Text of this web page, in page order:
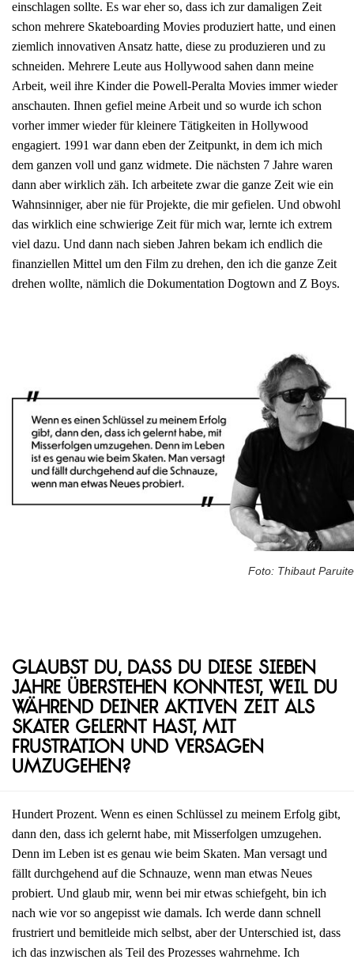
einschlagen sollte. Es war eher so, dass ich zur damaligen Zeit
schon mehrere Skateboarding Movies produziert hatte, und einen
ziemlich innovativen Ansatz hatte, diese zu produzieren und zu
schneiden. Mehrere Leute aus Hollywood sahen dann meine
Arbeit, weil ihre Kinder die Powell-Peralta Movies immer wieder
anschauten. Ihnen gefiel meine Arbeit und so wurde ich schon
vorher immer wieder für kleinere Tätigkeiten in Hollywood
engagiert. 1991 war dann eben der Zeitpunkt, in dem ich mich
dem ganzen voll und ganz widmete. Die nächsten 7 Jahre waren
dann aber wirklich zäh. Ich arbeitete zwar die ganze Zeit wie ein
Wahnsinniger, aber nie für Projekte, die mir gefielen. Und obwohl
das wirklich eine schwierige Zeit für mich war, lernte ich extrem
viel dazu. Und dann nach sieben Jahren bekam ich endlich die
finanziellen Mittel um den Film zu drehen, den ich die ganze Zeit
drehen wollte, nämlich die Dokumentation Dogtown and Z Boys.
Foto: Thibaut Paruite
Glaubst du, dass du diese sieben
Jahre überstehen konntest, weil du
während deiner aktiven Zeit als
Skater gelernt hast, mit
Frustration und Versagen
umzugehen?
Hundert Prozent. Wenn es einen Schlüssel zu meinem Erfolg gibt,
dann den, dass ich gelernt habe, mit Misserfolgen umzugehen.
Denn im Leben ist es genau wie beim Skaten. Man versagt und
fällt durchgehend auf die Schnauze, wenn man etwas Neues
probiert. Und glaub mir, wenn bei mir etwas schiefgeht, bin ich
nach wie vor so angepisst wie damals. Ich werde dann schnell
frustriert und bemitleide mich selbst, aber der Unterschied ist, dass
ich das inzwischen als Teil des Prozesses wahrnehme. Ich